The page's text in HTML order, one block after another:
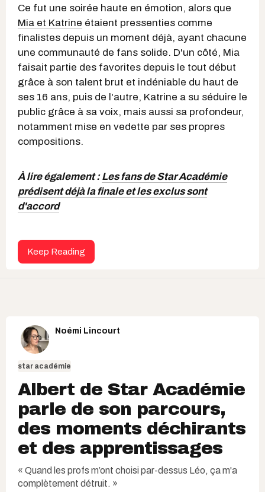
Ce fut une soirée haute en émotion, alors que
Mia et Katrine étaient pressenties comme
finalistes depuis un moment déjà, ayant chacune
une communauté de fans solide. D'un côté, Mia
faisait partie des favorites depuis le tout début
grâce à son talent brut et indéniable du haut de
ses 16 ans, puis de l'autre, Katrine a su séduire le
public grâce à sa voix, mais aussi sa profondeur,
notamment mise en vedette par ses propres
compositions.
À lire également :Les fans de Star Académie
prédisent déjà la finale et les exclus sont
d'accord
Keep Reading
Noémi Lincourt
star académie
Albert de Star Académie
parle de son parcours,
des moments déchirants
et des apprentissages
« Quand les profs m’ont choisi par-dessus Léo, ça m'a
complètement détruit. »